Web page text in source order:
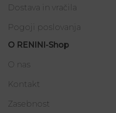
Dostava in vračila
Pogoji poslovanja
O RENINI-Shop
O nas
Kontakt
Zasebnost